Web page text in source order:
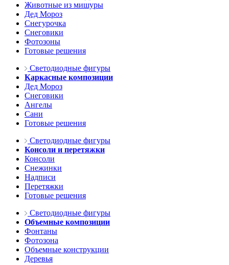
Животные из мишуры
Дед Мороз
Снегурочка
Снеговики
Фотозоны
Готовые решения
Светодиодные фигуры
Каркасные композиции
Дед Мороз
Снеговики
Ангелы
Сани
Готовые решения
Светодиодные фигуры
Консоли и перетяжки
Консоли
Снежинки
Надписи
Перетяжки
Готовые решения
Светодиодные фигуры
Объемные композиции
Фонтаны
Фотозона
Объемные конструкции
Деревья